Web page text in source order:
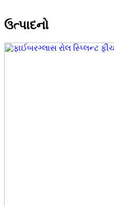
ઉત્પાદનો